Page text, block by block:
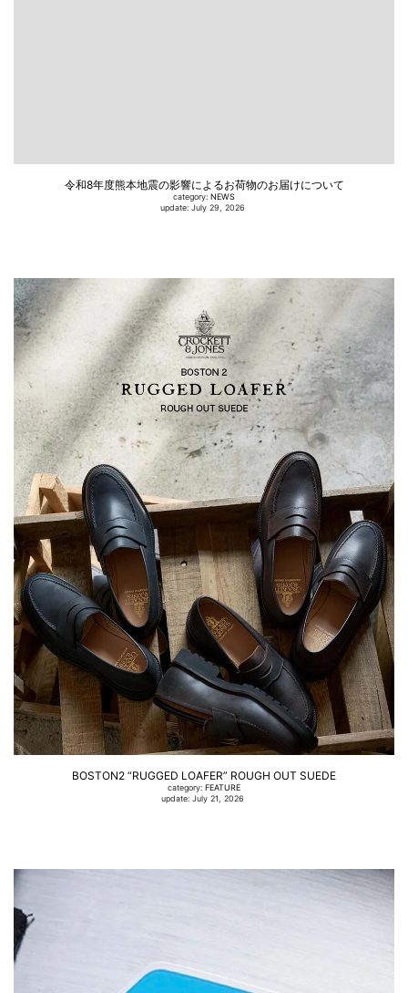
令和8年度熊本地震の影響によるお荷物のお届けについて
category: NEWS
update: July 29, 2026
BOSTON2 “RUGGED LOAFER” ROUGH OUT SUEDE
category: FEATURE
update: July 21, 2026